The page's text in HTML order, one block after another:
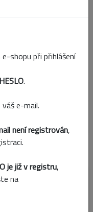
shopu při přihlášení
.
e-mail.
není registrován,
je již v registru,
na